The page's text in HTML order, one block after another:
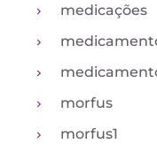
medicações
morfus
morfus1